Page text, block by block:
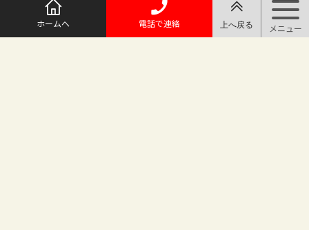
ホームへ 電話で連絡